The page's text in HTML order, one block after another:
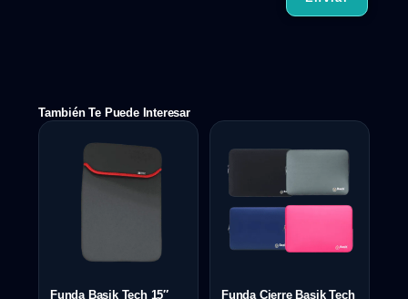
También Te Puede Interesar
Funda Basik Tech 15″ Funda Cierre Basik Tech